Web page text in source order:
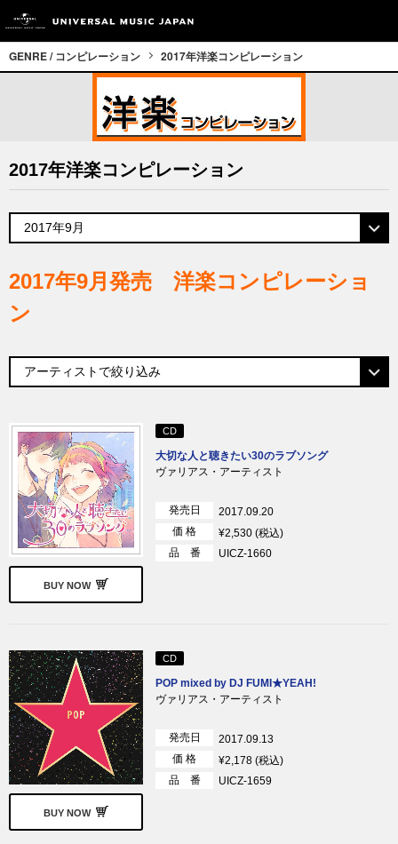
GENRE / コンピレーション 2017年洋楽コンピレーション
2017年洋楽コンピレーション
2017年9月発売 洋楽コンピレーショ
ン
BUY NOW
CD
大切な人と聴きたい30のラブソング
ヴァリアス・アーティスト
発売日
2017.09.20
価 格
¥2,530 (税込)
品 番
UICZ-1660
BUY NOW
CD
POP mixed by DJ FUMI★YEAH!
ヴァリアス・アーティスト
発売日
2017.09.13
価 格
¥2,178 (税込)
品 番
UICZ-1659